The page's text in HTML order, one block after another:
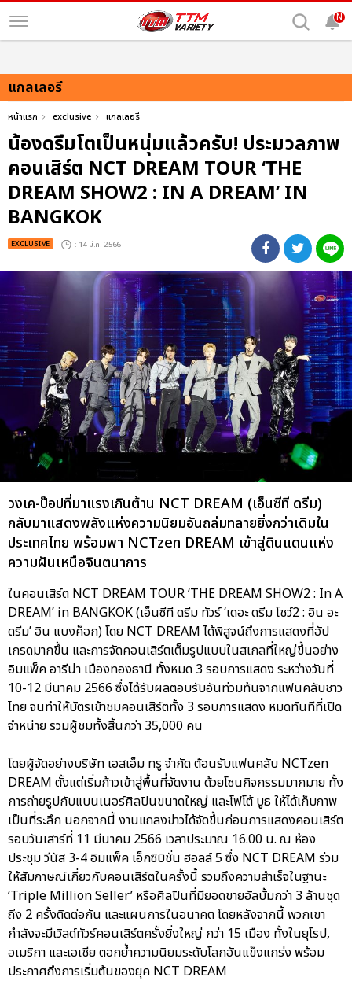
N
แกลเลอรี
หน้าแรก exclusive แกลเลอรี
น้องดรีมโตเป็นหนุ่มแล้วครับ! ประมวลภาพ
คอนเสิร์ต NCT DREAM TOUR ‘THE
DREAM SHOW2 : IN A DREAM’ IN
BANGKOK
EXCLUSIVE : 14 มี.ค. 2566
วงเค-ป๊อปที่มาแรงเกินต้าน NCT DREAM (เอ็นซีที ดรีม)
กลับมาแสดงพลังแห่งความนิยมอันถล่มทลายยิ่งกว่าเดิมใน
ประเทศไทย พร้อมพา NCTzen DREAM เข้าสู่ดินแดนแห่ง
ความฝันเหนือจินตนาการ
ในคอนเสิร์ต NCT DREAM TOUR ‘THE DREAM SHOW2 : In A
DREAM’ in BANGKOK (เอ็นซีที ดรีม ทัวร์ ‘เดอะ ดรีม โชว์2 : อิน อะ
ดรีม’ อิน แบงค็อก) โดย NCT DREAM ได้พิสูจน์ถึงการแสดงที่อัป
เกรดมากขึ้น และการจัดคอนเสิร์ตเต็มรูปแบบในสเกลที่ใหญ่ขึ้นอย่าง
อิมแพ็ค อารีน่า เมืองทองธานี ทั้งหมด 3 รอบการแสดง ระหว่างวันที่
10-12 มีนาคม 2566 ซึ่งได้รับผลตอบรับอันท่วมท้นจากแฟนคลับชาว
ไทย จนทำให้บัตรเข้าชมคอนเสิร์ตทั้ง 3 รอบการแสดง หมดทันทีที่เปิด
จำหน่าย รวมผู้ชมทั้งสิ้นกว่า 35,000 คน
โดยผู้จัดอย่างบริษัท เอสเอ็ม ทรู จำกัด ต้อนรับแฟนคลับ NCTzen
DREAM ตั้งแต่เริ่มก้าวเข้าสู่พื้นที่จัดงาน ด้วยโซนกิจกรรมมากมาย ทั้ง
การถ่ายรูปกับแบนเนอร์ศิลปินขนาดใหญ่ และโฟโต้ บูธ ให้ได้เก็บภาพ
เป็นที่ระลึก นอกจากนี้ งานแถลงข่าวได้จัดขึ้นก่อนการแสดงคอนเสิร์ต
รอบวันเสาร์ที่ 11 มีนาคม 2566 เวลาประมาณ 16.00 น. ณ ห้อง
ประชุม วีนัส 3-4 อิมแพ็ค เอ็กซิบิชั่น ฮอลล์ 5 ซึ่ง NCT DREAM ร่วม
ให้สัมภาษณ์เกี่ยวกับคอนเสิร์ตในครั้งนี้ รวมถึงความสำเร็จในฐานะ
‘Triple Million Seller’ หรือศิลปินที่มียอดขายอัลบั้มกว่า 3 ล้านชุด
ถึง 2 ครั้งติดต่อกัน และแผนการในอนาคต โดยหลังจากนี้ พวกเขา
กำลังจะมีเวิลด์ทัวร์คอนเสิร์ตครั้งยิ่งใหญ่ กว่า 15 เมือง ทั้งในยุโรป,
อเมริกา และเอเชีย ตอกย้ำความนิยมระดับโลกอันแข็งแกร่ง พร้อม
ประกาศถึงการเริ่มต้นของยุค NCT DREAM